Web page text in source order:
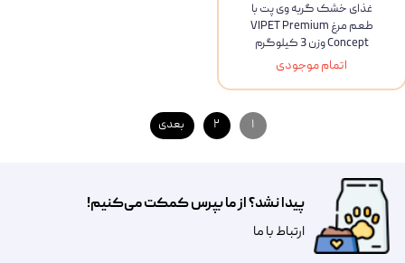
غذای خشک گربه وی پت با
طعم مرغ VIPET Premium
Concept وزن 3 کیلوگرم
اتمام موجودی
۱ ۲ بعدی
پیدا نشد؟ از ما بپرس کمکت می‌کنیم!
​​​ارتباط با ما